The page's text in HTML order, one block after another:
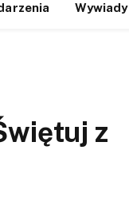
Wywiady
z